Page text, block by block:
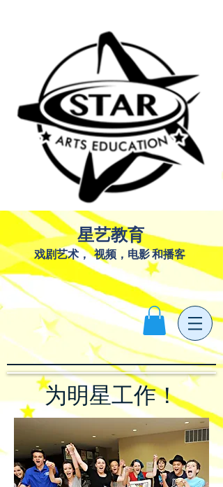
星艺教育
戏剧艺术， 视频，电影和播客
为明星工作！